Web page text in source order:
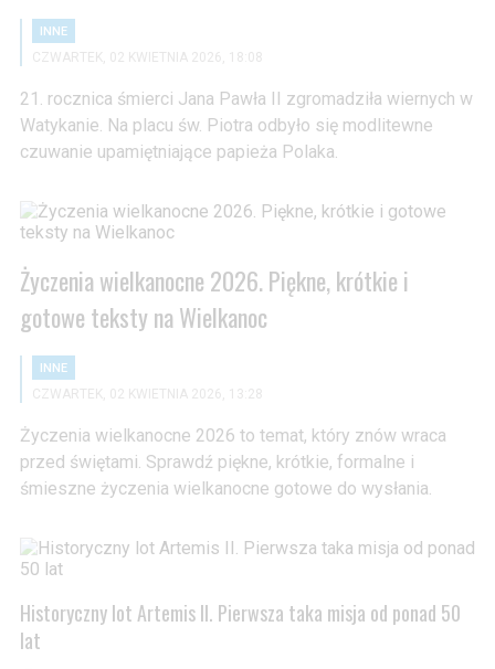
INNE
CZWARTEK, 02 KWIETNIA 2026, 18:08
21. rocznica śmierci Jana Pawła II zgromadziła wiernych w
Watykanie. Na placu św. Piotra odbyło się modlitewne
czuwanie upamiętniające papieża Polaka.
Życzenia wielkanocne 2026. Piękne, krótkie i
gotowe teksty na Wielkanoc
INNE
CZWARTEK, 02 KWIETNIA 2026, 13:28
Życzenia wielkanocne 2026 to temat, który znów wraca
przed świętami. Sprawdź piękne, krótkie, formalne i
śmieszne życzenia wielkanocne gotowe do wysłania.
Historyczny lot Artemis II. Pierwsza taka misja od ponad 50
lat